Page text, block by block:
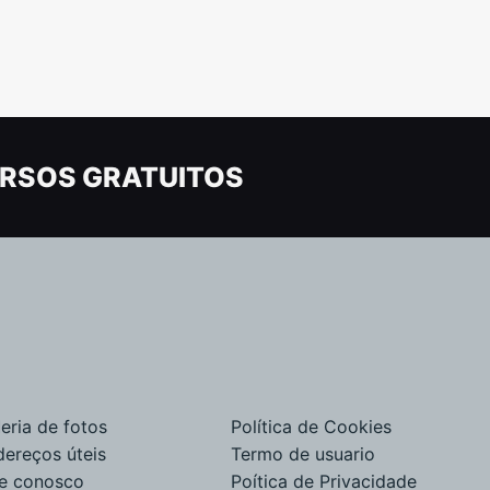
GRATUITOS
de fotos
úteis
conosco
Política de Cookies
Termo de usuario
Poítica de Privacidade